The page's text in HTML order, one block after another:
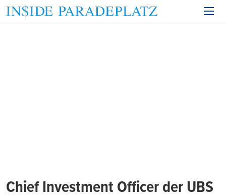
Chief Investment Officer der UBS